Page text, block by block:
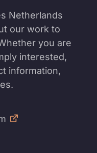
Netherlands
our work to
you are
interested,
information,